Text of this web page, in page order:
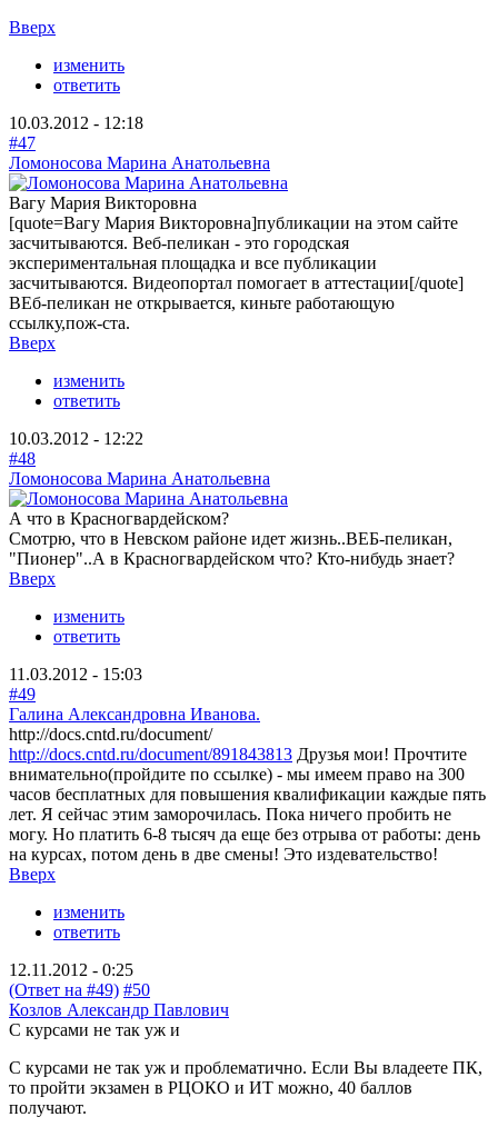
Вверх
изменить
ответить
10.03.2012 - 12:18
#47
Ломоносова Марина Анатольевна
Вагу Мария Викторовна
[quote=Вагу Мария Викторовна]публикации на этом сайте
засчитываются. Веб-пеликан - это городская
экспериментальная площадка и все публикации
засчитываются. Видеопортал помогает в аттестации[/quote]
ВЕб-пеликан не открывается, киньте работающую
ссылку,пож-ста.
Вверх
изменить
ответить
10.03.2012 - 12:22
#48
Ломоносова Марина Анатольевна
А что в Красногвардейском?
Смотрю, что в Невском районе идет жизнь..ВЕБ-пеликан,
"Пионер"..А в Красногвардейском что? Кто-нибудь знает?
Вверх
изменить
ответить
11.03.2012 - 15:03
#49
Галина Александровна Иванова.
http://docs.cntd.ru/document/
http://docs.cntd.ru/document/891843813 Друзья мои! Прочтите
внимательно(пройдите по ссылке) - мы имеем право на 300
часов бесплатных для повышения квалификации каждые пять
лет. Я сейчас этим заморочилась. Пока ничего пробить не
могу. Но платить 6-8 тысяч да еще без отрыва от работы: день
на курсах, потом день в две смены! Это издевательство!
Вверх
изменить
ответить
12.11.2012 - 0:25
(Ответ на #49) #50
Козлов Александр Павлович
С курсами не так уж и
С курсами не так уж и проблематично. Если Вы владеете ПК,
то пройти экзамен в РЦОКО и ИТ можно, 40 баллов
получают.